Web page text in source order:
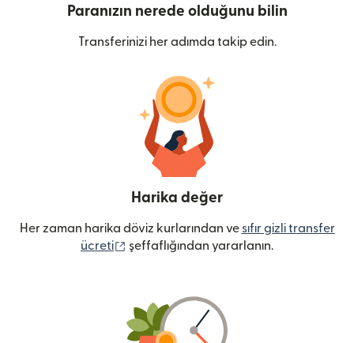
Paranızın nerede olduğunu bilin
Transferinizi her adımda takip edin.
Harika değer
Her zaman harika döviz kurlarından ve sıfır gizli transfer
ücreti
(yeni pencerede açılır)
şeffaflığından yararlanın.